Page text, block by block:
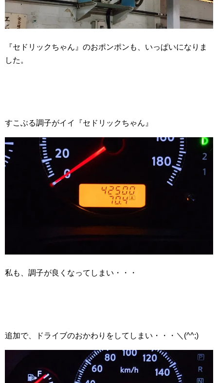
『セドリックちゃん』のおポンポンも、いっぱいになりま
した。
すこぶる調子がイイ『セドリックちゃん』
私も、調子が良くなってしまい・・・
追加で、ドライブのおかわりをしてしまい・・・＼(^^;)